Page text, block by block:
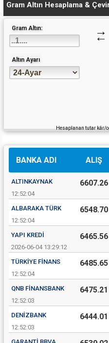
Gram Altın Hesaplama &
Gram Altın:
Altın Ayarı
→
←
Hesaplanan tutar kâr/
BANKA ADI ALIŞ
ALTINKAYNAK
12:52:04
6607.26
ALBARAKA TÜRK
12:52:04
6548.70
YAPI KREDI
2026-06-04 13:29:12
6465.56
TÜRKIYE FINANS
12:52:04
6485.65
QNB FINANSBANK
12:52:03
6475.21
DENIZBANK
12:52:03
6444.01